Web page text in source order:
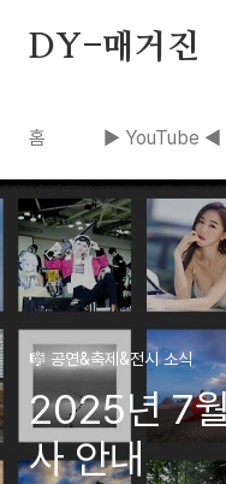
DY-매거진
홈 ▶ YouTube ◀
🎼 공연&축제&전시 소식
2025년 7
사 안내